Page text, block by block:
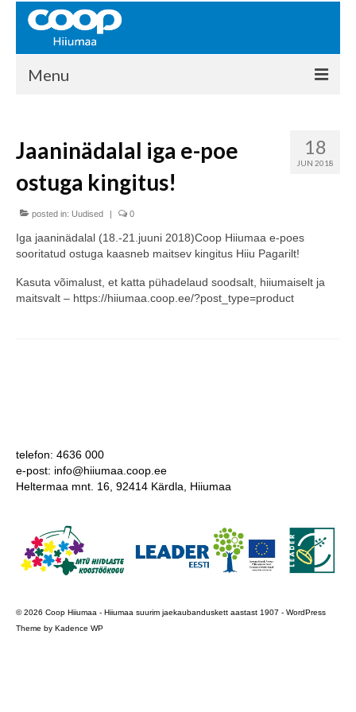
Menu
Kontakt
Liikmed
Ajalugu
KAUPLUSED
EHITUSKESKUS
HIIUMAA KÖÖK JA PAGAR
18
JUN 2018
Jaaninädalal iga e-poe
ostuga kingitus!
posted in: Uudised | 0
Iga jaaninädalal (18.-21.juuni 2018)Coop Hiiumaa e-poes
sooritatud ostuga kaasneb maitsev kingitus Hiiu Pagarilt!
Kasuta võimalust, et katta pühadelaud soodsalt, hiiumaiselt ja
maitsvalt – https://hiiumaa.coop.ee/?post_type=product
telefon: 4636 000
e-post: info@hiiumaa.coop.ee
Heltermaa mnt. 16, 92414 Kärdla, Hiiumaa
© 2026 Coop Hiiumaa - Hiiumaa suurim jaekaubanduskett aastast 1907 - WordPress
Theme by Kadence WP